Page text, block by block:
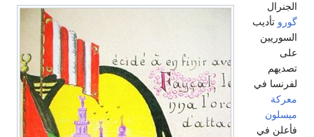
الجنرال
گورو تأديب
السوريين
على
تصديهم
لفرنسا في
معركة
ميسلون
فأعلن في